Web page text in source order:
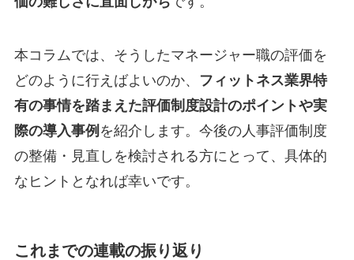
本コラムでは、そうしたマネージャー職の評価を
どのように行えばよいのか、
フィットネス業界特
有の事情を踏まえた評価制度設計のポイントや実
際の導入事例 を紹介します。今後の人事評価制度
の整備・見直しを検討される方にとって、具体的
なヒントとなれば幸いです。
これまでの連載の振り返り